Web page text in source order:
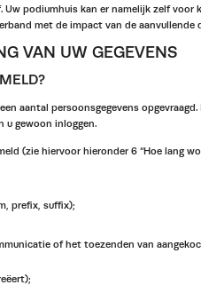
podiumhuis kan er namelijk zelf
met de impact van de aanvullende
VAN UW GEGEVENS
aantal persoonsgegevens
u gewoon inloggen.
(zie hiervoor hieronder 6 “Hoe lang
prefix, suffix);
of het toezenden van